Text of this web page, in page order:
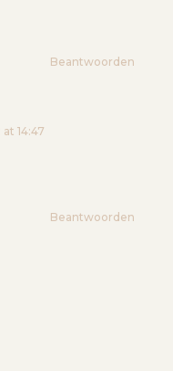
Beantwoorden
14:47
Beantwoorden